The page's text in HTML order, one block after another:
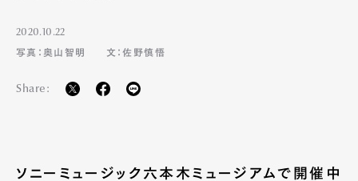
2020.10.22
写真：奥山智明
文：佐野慎悟
Share:
ソニーミュージック六本木ミュージアムで開催中